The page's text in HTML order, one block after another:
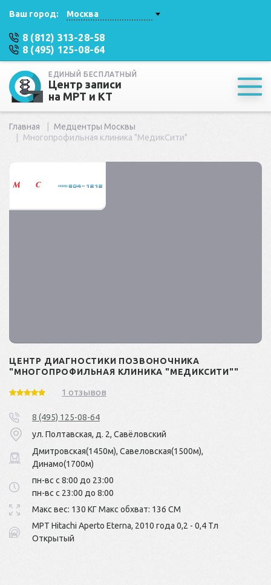
Ваш город: Москва
8 (812) 313-28-58
8 (495) 125-08-64
ЕДИНЫЙ БЕСПЛАТНЫЙ
Центр записи
на МРТ и КТ
Главная
Медцентры Москвы
Многопрофильная клиника "МедикСити"
ЦЕНТР ДИАГНОСТИКИ ПОЗВОНОЧНИКА
"МНОГОПРОФИЛЬНАЯ КЛИНИКА "МЕДИКСИТИ""
1 отзывов
8 (495) 125-08-64
ул. Полтавская, д. 2, Савёловский
Дмитровская(1450м), Савеловская(1500м),
Динамо(1700м)
пн-вс с 8:00 до 23:00
пн-вс с 23:00 до 8:00
Макс вес: 130 КГ Макс обхват: 136 СМ
МРТ Hitachi Aperto Eterna, 2010 года 0,2 - 0,4 Тл
Открытый